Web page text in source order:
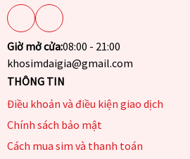
Giờ mở cửa:08:00 - 21:00
khosimdaigia@gmail.com
THÔNG TIN
Điều khoản và điều kiện giao dịch
Chính sách bảo mật
Cách mua sim và thanh toán